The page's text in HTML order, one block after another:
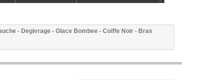
- Degivrage - Glace Bombee - Coiffe Noir - Bras